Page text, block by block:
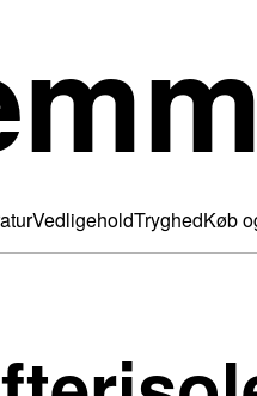
VedligeholdTryghedKøb